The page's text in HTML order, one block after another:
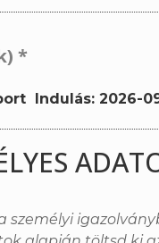
*
Indulás: 2026-
személyi